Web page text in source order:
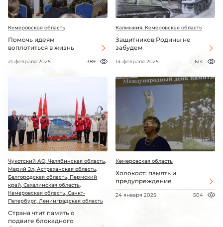
Кемеровская область
Помочь идеям
воплотиться в жизнь
21 февраля 2025 389
Калмыкия, Кемеровская область
Защитников Родины не
забудем
14 февраля 2025 614
Чукотский АО, Челябинская область,
Марий Эл, Астраханская область,
Белгородская область, Пермский
край, Сахалинская область,
Кемеровская область, Санкт-
Петербург, Ленинградская область
Страна чтит память о
подвиге блокадного
Кемеровская область
Холокост: память и
предупреждение
24 января 2025 504